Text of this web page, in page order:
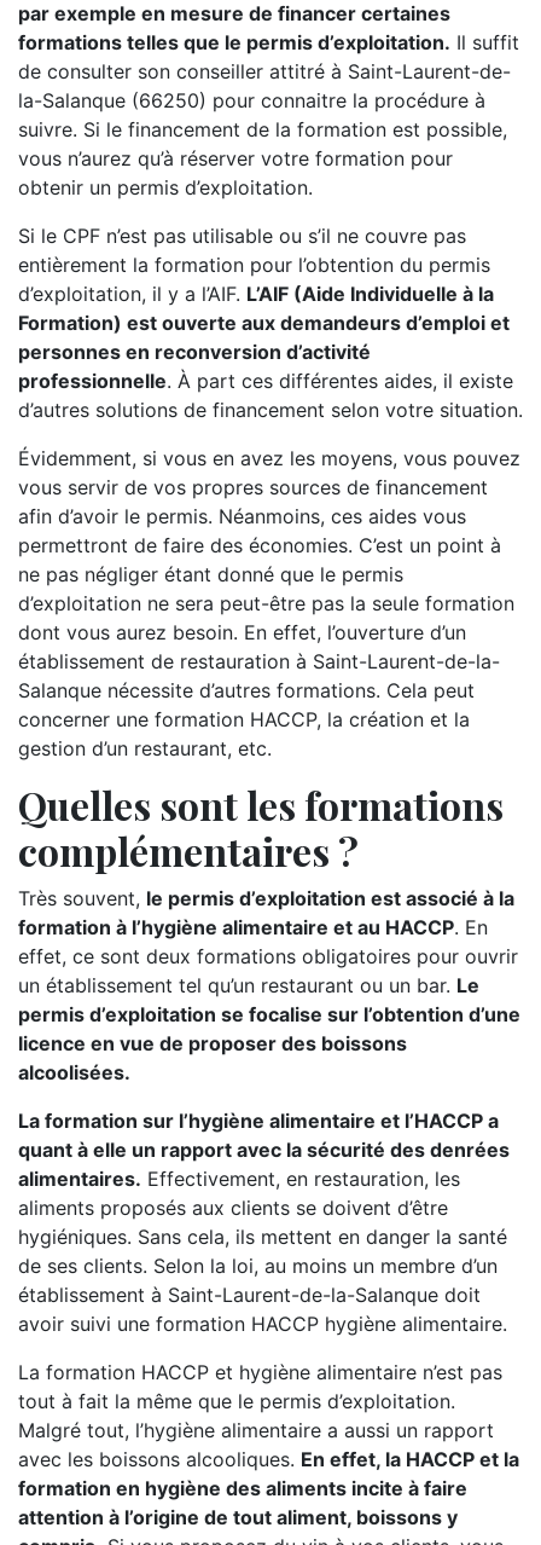
par exemple en mesure de financer certaines
formations telles que le permis d’exploitation. Il suffit
de consulter son conseiller attitré à Saint-Laurent-de-
la-Salanque (66250) pour connaitre la procédure à
suivre. Si le financement de la formation est possible,
vous n’aurez qu’à réserver votre formation pour
obtenir un permis d’exploitation.
Si le CPF n’est pas utilisable ou s’il ne couvre pas
entièrement la formation pour l’obtention du permis
d’exploitation, il y a l’AIF. L’AIF (Aide Individuelle à la
Formation) est ouverte aux demandeurs d’emploi et
personnes en reconversion d’activité
professionnelle. À part ces différentes aides, il existe
d’autres solutions de financement selon votre situation.
Évidemment, si vous en avez les moyens, vous pouvez
vous servir de vos propres sources de financement
afin d’avoir le permis. Néanmoins, ces aides vous
permettront de faire des économies. C’est un point à
ne pas négliger étant donné que le permis
d’exploitation ne sera peut-être pas la seule formation
dont vous aurez besoin. En effet, l’ouverture d’un
établissement de restauration à Saint-Laurent-de-la-
Salanque nécessite d’autres formations. Cela peut
concerner une formation HACCP, la création et la
gestion d’un restaurant, etc.
Quelles sont les formations
complémentaires ?
Très souvent, le permis d’exploitation est associé à la
formation à l’hygiène alimentaire et au HACCP. En
effet, ce sont deux formations obligatoires pour ouvrir
un établissement tel qu’un restaurant ou un bar. Le
permis d’exploitation se focalise sur l’obtention d’une
licence en vue de proposer des boissons
alcoolisées.
La formation sur l’hygiène alimentaire et l’HACCP a
quant à elle un rapport avec la sécurité des denrées
alimentaires. Effectivement, en restauration, les
aliments proposés aux clients se doivent d’être
hygiéniques. Sans cela, ils mettent en danger la santé
de ses clients. Selon la loi, au moins un membre d’un
établissement à Saint-Laurent-de-la-Salanque doit
avoir suivi une formation HACCP hygiène alimentaire.
La formation HACCP et hygiène alimentaire n’est pas
tout à fait la même que le permis d’exploitation.
Malgré tout, l’hygiène alimentaire a aussi un rapport
avec les boissons alcooliques. En effet, la HACCP et la
formation en hygiène des aliments incite à faire
attention à l’origine de tout aliment, boissons y